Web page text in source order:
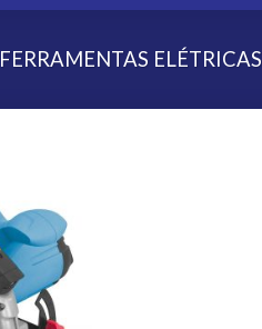
FERRAMENTAS ELÉTRICAS